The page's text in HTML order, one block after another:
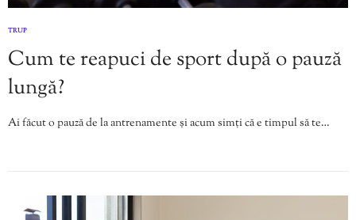
TRUP
Cum te reapuci de sport după o pauză
lungă?
Ai făcut o pauză de la antrenamente și acum simți că e timpul să te…